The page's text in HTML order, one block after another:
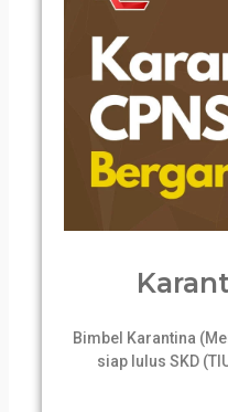
Bimbel Karantina
siap lulus SKD